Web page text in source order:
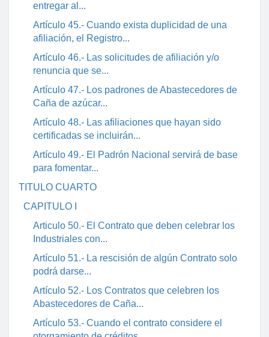
entregar al...
Artículo 45.- Cuando exista duplicidad de una
afiliación, el Registro...
Artículo 46.- Las solicitudes de afiliación y/o
renuncia que se...
Artículo 47.- Los padrones de Abastecedores de
Caña de azúcar...
Artículo 48.- Las afiliaciones que hayan sido
certificadas se incluirán...
Artículo 49.- El Padrón Nacional servirá de base
para fomentar...
TITULO CUARTO
CAPITULO I
Articulo 50.- El Contrato que deben celebrar los
Industriales con...
Artículo 51.- La rescisión de algún Contrato solo
podrá darse...
Artículo 52.- Los Contratos que celebren los
Abastecedores de Caña...
Artículo 53.- Cuando el contrato considere el